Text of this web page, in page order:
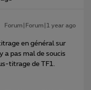
Forum|Forum|1 year ago
en général sur
a pas mal de soucis
titrage de TF1.